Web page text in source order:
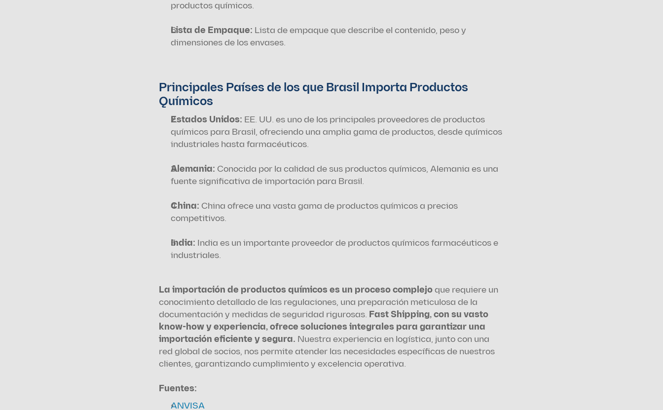
productos químicos.
Lista de Empaque: Lista de empaque que describe el contenido, peso y
dimensiones de los envases.
Principales Países de los que Brasil Importa Productos
Químicos
Estados Unidos: EE. UU. es uno de los principales proveedores de productos
químicos para Brasil, ofreciendo una amplia gama de productos, desde químicos
industriales hasta farmacéuticos.
Alemania: Conocida por la calidad de sus productos químicos, Alemania es una
fuente significativa de importación para Brasil.
China: China ofrece una vasta gama de productos químicos a precios
competitivos.
India: India es un importante proveedor de productos químicos farmacéuticos e
industriales.
La importación de productos químicos es un proceso complejo que requiere un
conocimiento detallado de las regulaciones, una preparación meticulosa de la
documentación y medidas de seguridad rigurosas. Fast Shipping, con su vasto
know-how y experiencia, ofrece soluciones integrales para garantizar una
importación eficiente y segura. Nuestra experiencia en logística, junto con una
red global de socios, nos permite atender las necesidades específicas de nuestros
clientes, garantizando cumplimiento y excelencia operativa.
Fuentes:
ANVISA